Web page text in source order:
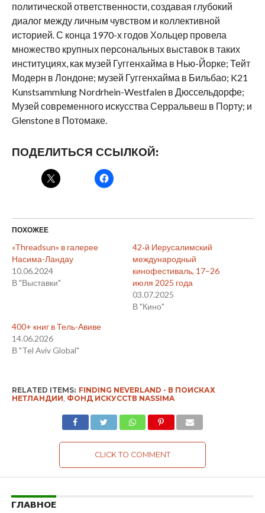
политической ответственности, создавая глубокий
диалог между личным чувством и коллективной
историей. С конца 1970-х годов Хольцер провела
множество крупных персональных выставок в таких
институциях, как музей Гуггенхайма в Нью-Йорке; Тейт
Модерн в Лондоне; музей Гуггенхайма в Бильбао; K21
Kunstsammlung Nordrhein-Westfalen в Дюссельдорфе;
Музей современного искусства Серральвеш в Порту; и
Glenstone в Потомаке.
ПОДЕЛИТЬСЯ ССЫЛКОЙ:
ПОХОЖЕЕ
«Threadsun» в галерее
Насима-Ландау
10.06.2024
В "Выставки"
42‑й Иерусалимский
международный
кинофестиваль, 17–26
июля 2025 года
03.07.2025
В "Кино"
400+ книг в Тель-Авиве
14.06.2026
В "Tel Aviv Global"
RELATED ITEMS: FINDING NEVERLAND - В ПОИСКАХ
НЕТЛАНДИИ, ФОНД ИСКУССТВ NASSIMA
CLICK TO COMMENT
ГЛАВНОЕ